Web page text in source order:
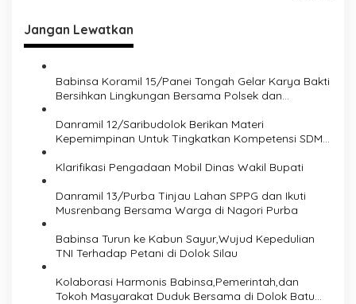
a
Jangan Lewatkan
Babinsa Koramil 15/Panei Tongah Gelar Karya Bakti
Bersihkan Lingkungan Bersama Polsek dan
Danramil 12/Saribudolok Berikan Materi
Kepemimpinan Untuk Tingkatkan Kompetensi SDM
Klarifikasi Pengadaan Mobil Dinas Wakil Bupati
Danramil 13/Purba Tinjau Lahan SPPG dan Ikuti
Musrenbang Bersama Warga di Nagori Purba
Babinsa Turun ke Kabun Sayur,Wujud Kepedulian
TNI Terhadap Petani di Dolok Silau
Kolaborasi Harmonis Babinsa,Pemerintah,dan
Tokoh Masyarakat Duduk Bersama di Dolok Batu